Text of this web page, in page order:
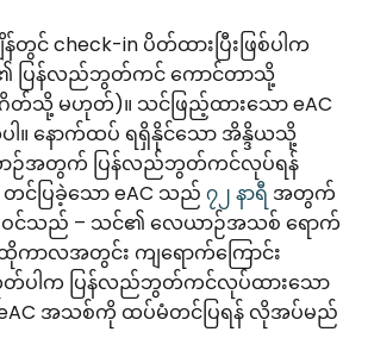
န်တွင် check-in ပိတ်ထားပြီးဖြစ်ပါက
၏ ပြန်လည်ဘွတ်ကင် ကောင်တာသို့
တ်သို့ မဟုတ်)။ သင်ဖြည့်ထားသော eAC
ါ။ နောက်ထပ် ရရှိနိုင်သော အိန္ဒိယသို့
ာဉ်အတွက် ပြန်လည်ဘွတ်ကင်လုပ်ရန်
တင်ပြခဲ့သော eAC သည် ၇၂ နာရီ အတွက်
သည် – သင်၏ လေယာဉ်အသစ် ရောက်
ာလအတွင်း ကျရောက်ကြောင်း
တ်ပါက ပြန်လည်ဘွတ်ကင်လုပ်ထားသော
အသစ်ကို ထပ်မံတင်ပြရန် လိုအပ်မည်